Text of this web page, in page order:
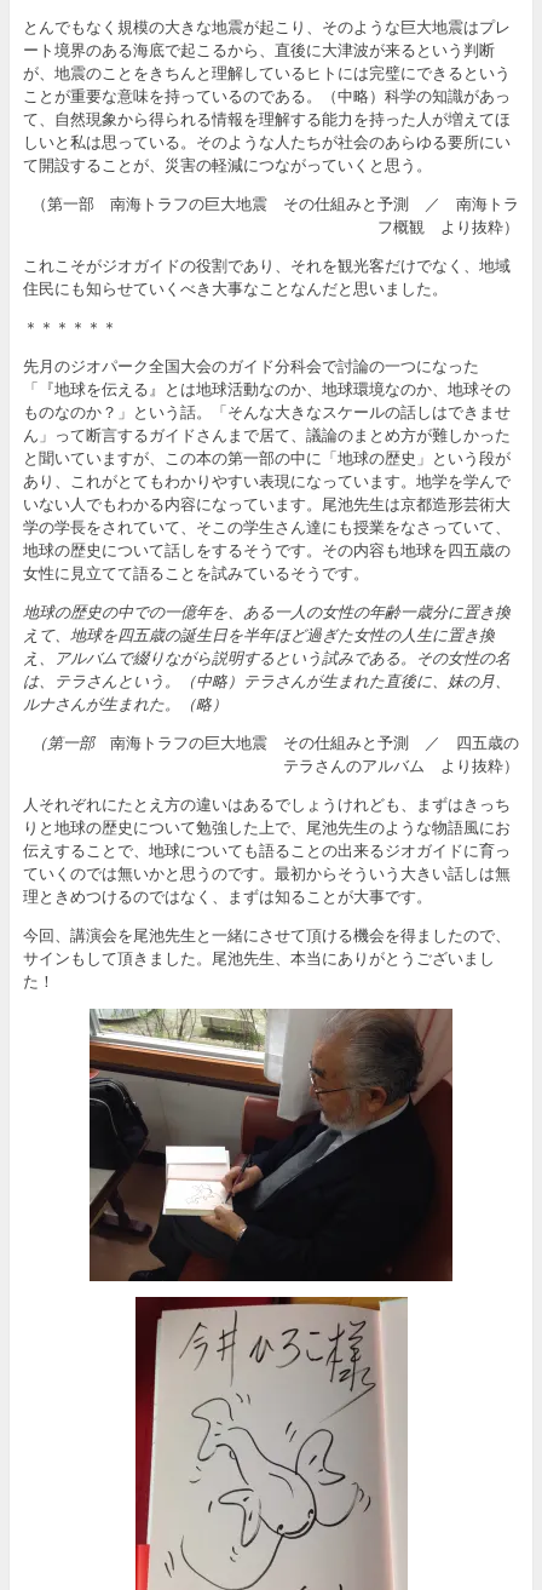
とんでもなく規模の大きな地震が起こり、そのような巨大地震はプレ
ート境界のある海底で起こるから、直後に大津波が来るという判断
が、地震のことをきちんと理解しているヒトには完璧にできるという
ことが重要な意味を持っているのである。（中略）科学の知識があっ
て、自然現象から得られる情報を理解する能力を持った人が増えてほ
しいと私は思っている。そのような人たちが社会のあらゆる要所にい
て開設することが、災害の軽減につながっていくと思う。
（第一部 南海トラフの巨大地震 その仕組みと予測 ／ 南海トラ
フ概観 より抜粋）
これこそがジオガイドの役割であり、それを観光客だけでなく、地域
住民にも知らせていくべき大事なことなんだと思いました。
＊＊＊＊＊＊
先月のジオパーク全国大会のガイド分科会で討論の一つになった
「『地球を伝える』とは地球活動なのか、地球環境なのか、地球その
ものなのか？」という話。「そんな大きなスケールの話しはできませ
ん」って断言するガイドさんまで居て、議論のまとめ方が難しかった
と聞いていますが、この本の第一部の中に「地球の歴史」という段が
あり、これがとてもわかりやすい表現になっています。地学を学んで
いない人でもわかる内容になっています。尾池先生は京都造形芸術大
学の学長をされていて、そこの学生さん達にも授業をなさっていて、
地球の歴史について話しをするそうです。その内容も地球を四五歳の
女性に見立てて語ることを試みているそうです。
地球の歴史の中での一億年を、ある一人の女性の年齢一歳分に置き換
えて、地球を四五歳の誕生日を半年ほど過ぎた女性の人生に置き換
え、アルバムで綴りながら説明するという試みである。その女性の名
は、テラさんという。（中略）テラさんが生まれた直後に、妹の月、
ルナさんが生まれた。（略）
（第一部南海トラフの巨大地震 その仕組みと予測 ／ 四五歳の
テラさんのアルバム より抜粋）
人それぞれにたとえ方の違いはあるでしょうけれども、まずはきっち
りと地球の歴史について勉強した上で、尾池先生のような物語風にお
伝えすることで、地球についても語ることの出来るジオガイドに育っ
ていくのでは無いかと思うのです。最初からそういう大きい話しは無
理ときめつけるのではなく、まずは知ることが大事です。
今回、講演会を尾池先生と一緒にさせて頂ける機会を得ましたので、
サインもして頂きました。尾池先生、本当にありがとうございまし
た！